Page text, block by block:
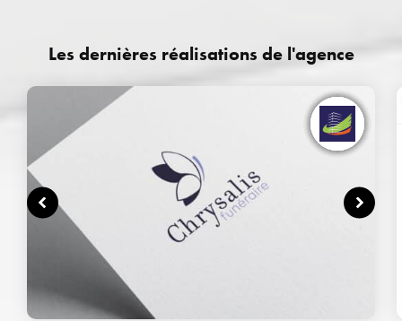
Les dernières réalisations de l'agence